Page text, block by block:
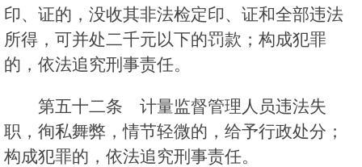
印、证的，没收其非法检定印、证和全部违法
所得，可并处二千元以下的罚款；构成犯罪
的，依法追究刑事责任。
第五十二条 计量监督管理人员违法失
职，徇私舞弊，情节轻微的，给予行政处分；
构成犯罪的，依法追究刑事责任。